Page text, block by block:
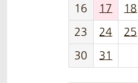
16
17 18
23
24 25
30
31